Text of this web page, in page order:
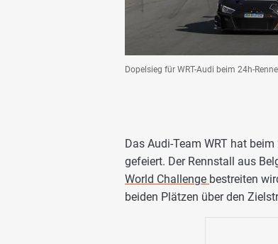
Dopelsieg für WRT-Audi beim 24h-
Das Audi-Team WRT hat
gefeiert. Der Rennstall aus
World Challenge bestreiten
beiden Plätzen über den